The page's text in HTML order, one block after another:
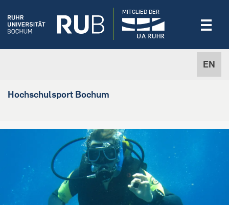
EN
MITGLIED DER
Hochschulsport Bochum